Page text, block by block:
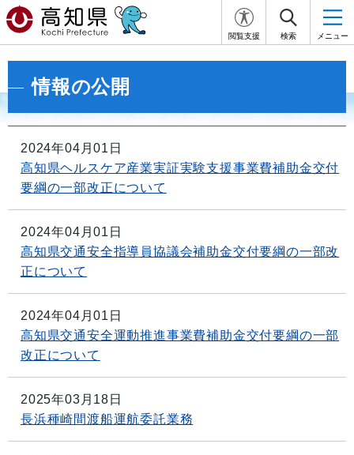
閲覧支援 検索 メニュー
情報の公開
2024年04月01日
高知県ヘルスケア産業実証実験支援事業費補助金交付
要綱の一部改正について
2024年04月01日
高知県交通安全指導員協議会補助金交付要綱の一部改
正について
2024年04月01日
高知県交通安全運動推進事業費補助金交付要綱の一部
改正について
2025年03月18日
長浜種崎間渡船運航委託業務